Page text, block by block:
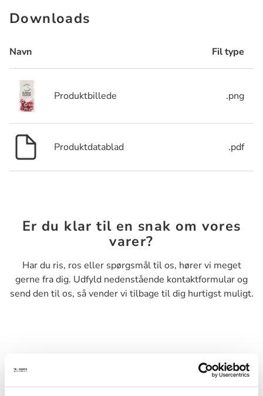
Downloads
Navn Fil type
Produktbillede .png
Produktdatablad .pdf
Er du klar til en snak om vores
varer?
Har du ris, ros eller spørgsmål til os, hører vi meget
gerne fra dig. Udfyld nedenstående kontaktformular og
send den til os, så vender vi tilbage til dig hurtigst muligt.